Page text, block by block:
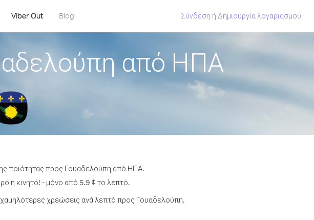
Viber Out Blog Σύνδεση ή Δημιουργία λογαριασμού
από ΗΠΑ
ποιότητας προς Γουαδελούπη από ΗΠΑ.
ή κινητό! - μόνο από 5.9 ¢ το λεπτό.
χρεώσεις ανά λεπτό προς Γουαδελούπη.